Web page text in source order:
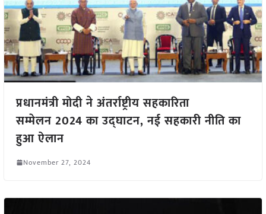
प्रधानमंत्री मोदी ने अंतर्राष्ट्रीय सहकारिता
सम्मेलन 2024 का उद्घाटन, नई सहकारी नीति का
हुआ ऐलान
November 27, 2024